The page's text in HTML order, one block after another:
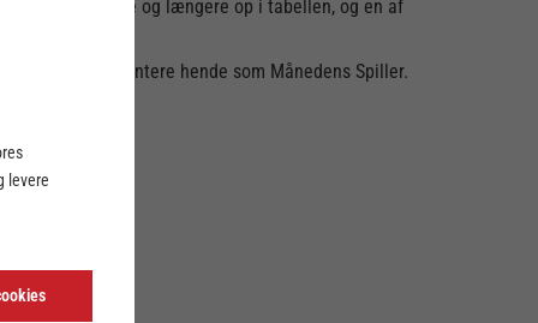
længere og længere op i tabellen, og en af
nu kan præsentere hende som Månedens Spiller.
levere